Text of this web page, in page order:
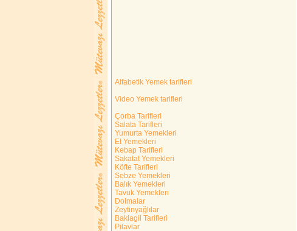
Alfabetik Yemek tarifleri
Video Yemek tarifleri
Çorba Tarifleri
Salata Tarifleri
Yumurta Yemekleri
Et Yemekleri
Kebap Tarifleri
Sakatat Yemekleri
Köfte Tarifleri
Sebze Yemekleri
Balık Yemekleri
Tavuk Yemekleri
Dolmalar
Zeytinyağlılar
Baklagil Tarifleri
Pilavlar